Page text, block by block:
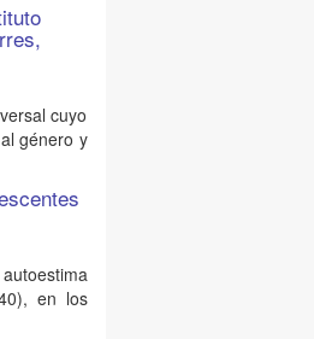
cuyo
género y
en los